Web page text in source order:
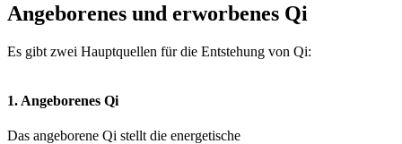
Angeborenes und erworbenes Qi
Es gibt zwei Hauptquellen für die Entstehung von Qi:
1. Angeborenes Qi
Das angeborene Qi stellt die energetische